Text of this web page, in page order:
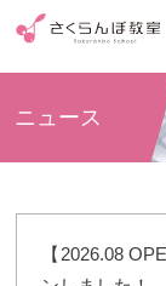
ニュース
【2026.08